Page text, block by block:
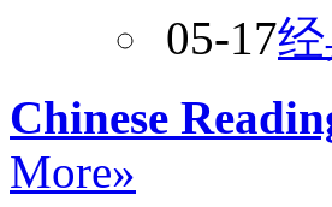
05-17
Chinese
More»